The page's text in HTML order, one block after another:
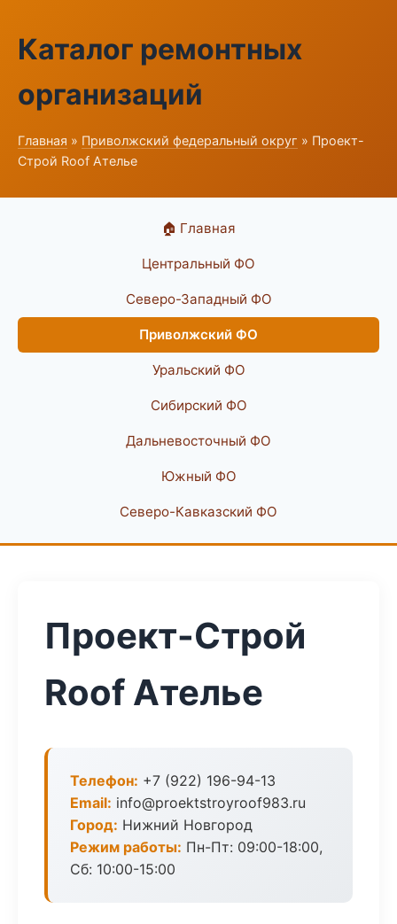
Каталог ремонтных
организаций
Главная » Приволжский федеральный округ » Проект-
Строй Roof Ателье
🏠 Главная
Центральный ФО
Северо-Западный ФО
Приволжский ФО
Уральский ФО
Сибирский ФО
Дальневосточный ФО
Южный ФО
Северо-Кавказский ФО
Проект-Строй
Roof Ателье
Телефон: +7 (922) 196-94-13
Email: info@proektstroyroof983.ru
Город: Нижний Новгород
Режим работы: Пн-Пт: 09:00-18:00,
Сб: 10:00-15:00